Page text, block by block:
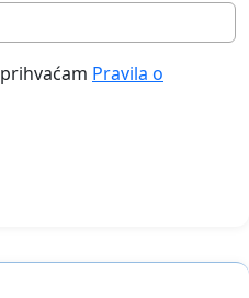
Pravila o